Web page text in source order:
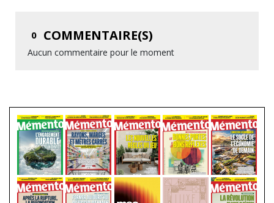
0 COMMENTAIRE(S)
Aucun commentaire pour le moment